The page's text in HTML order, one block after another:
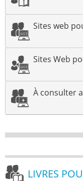
Sites web
Sites Web
À consulter
LIVRES